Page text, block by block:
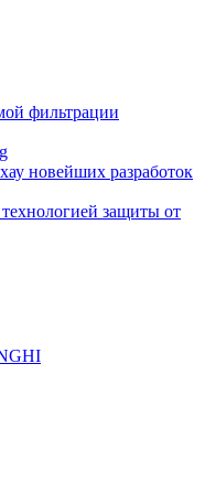
фильтрации
новейших разработок
технологией защиты от